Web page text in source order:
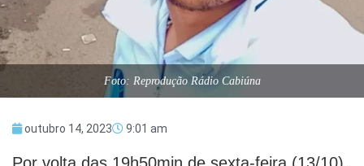
Foto: Reprodução Rádio Cabiúna
outubro 14, 2023 9:01 am